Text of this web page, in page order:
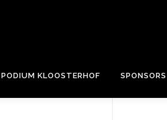
PODIUM KLOOSTERHOF SPONSORS